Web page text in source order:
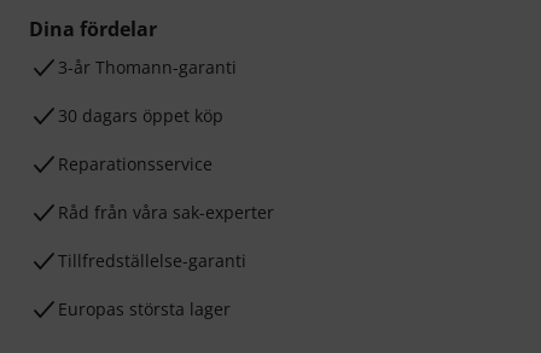
Dina fördelar
3-år Thomann-garanti
30 dagars öppet köp
Reparationsservice
Råd från våra sak-experter
Tillfredställelse-garanti
Europas största lager